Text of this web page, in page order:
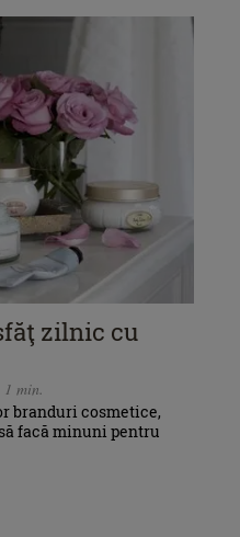
zilnic cu
min.
branduri cosmetice,
facă minuni pentru